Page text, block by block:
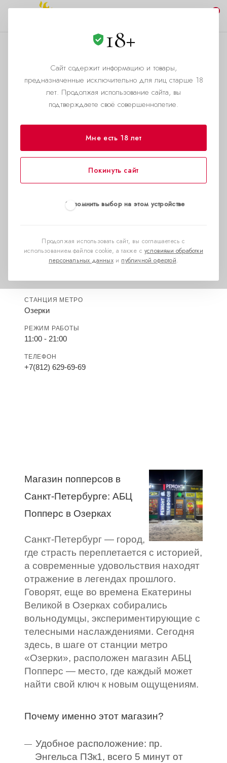
18+
Сайт содержит информацию и товары,
предназначенные исключительно для лиц старше 18
лет. Продолжая использование сайта, вы
подтверждаете своё совершеннолетие.
Мне есть 18 лет
Покинуть сайт
Запомнить выбор на этом устройстве
Продолжая использовать сайт, вы соглашаетесь с
использованием файлов cookie, а также сусловиями обработки
персональных данныхи публичной офертой.
Санкт-Петербург Озерки
⏩ (кликни сюда),
СТАНЦИЯ МЕТРО
Озерки
РЕЖИМ РАБОТЫ
11:00 - 21:00
ТЕЛЕФОН
+7(812) 629-69-69
Магазин попперсов в
Санкт-Петербурге: АБЦ
Попперс в Озерках
Санкт-Петербург — город,
где страсть переплетается с историей,
а современные удовольствия находят
отражение в легендах прошлого.
Говорят, еще во времена Екатерины
Великой в Озерках собирались
вольнодумцы, экспериментирующие с
телесными наслаждениями. Сегодня
здесь, в шаге от станции метро
«Озерки», расположен магазин АБЦ
Попперс — место, где каждый может
найти свой ключ к новым ощущениям.
Почему именно этот магазин?
Удобное расположение: пр.
Энгельса ПЗк1, всего 5 минут от